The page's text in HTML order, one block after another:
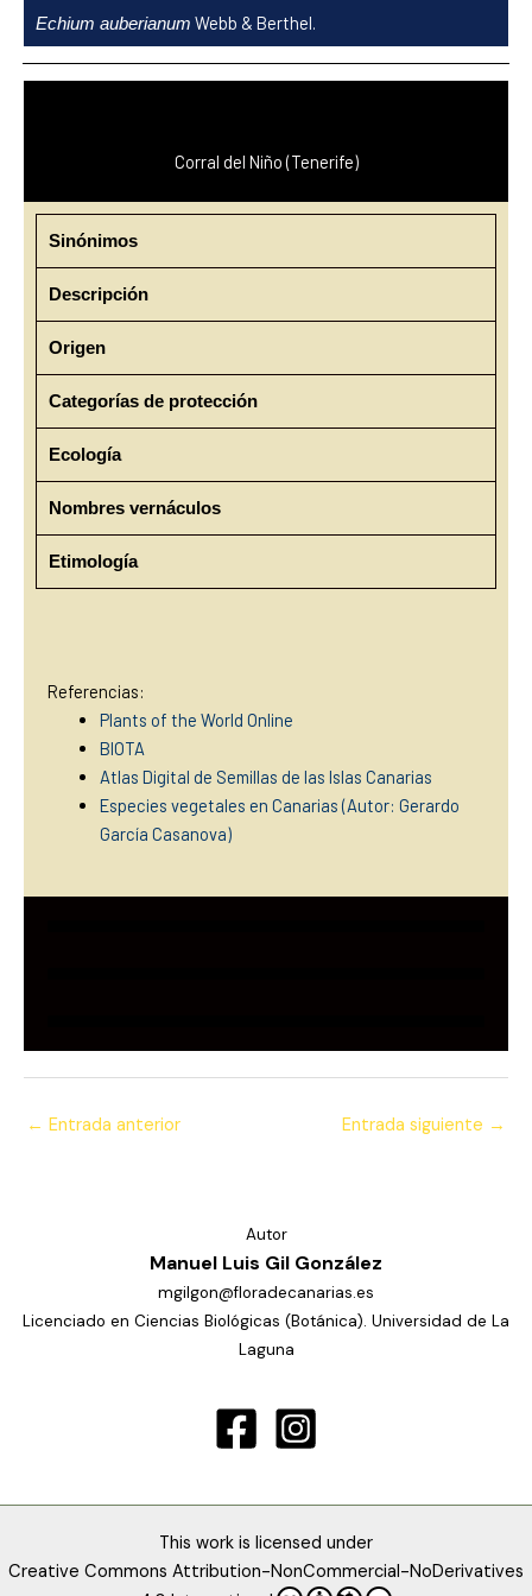
contenido
Echium auberianum Webb & Berthel.
Corral del Niño (Tenerife)
Sinónimos
Descripción
Origen
Categorías de protección
Ecología
Nombres vernáculos
Etimología
Referencias:
Plants of the World Online
BIOTA
Atlas Digital de Semillas de las Islas Canarias
Especies vegetales en Canarias (Autor: Gerardo
García Casanova)
← Entrada anterior Entrada siguiente →
Autor
Manuel Luis Gil González
mgilgon@floradecanarias.es
Licenciado en Ciencias Biológicas (Botánica). Universidad de La
Laguna
This work is licensed under
Creative Commons Attribution-NonCommercial-NoDerivatives